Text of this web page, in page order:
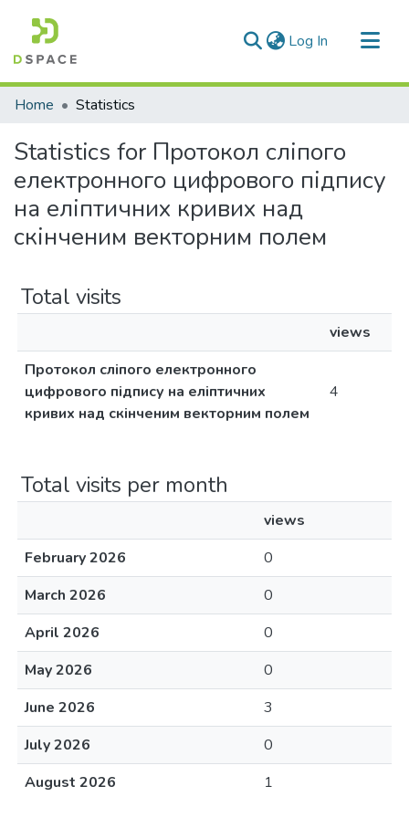
Log In (current)
Communities & Collections
Home Statistics
Statistics for Протокол сліпого
електронного цифрового підпису
на еліптичних кривих над
скінченим векторним полем
Total visits
views
Протокол сліпого електронного
цифрового підпису на еліптичних
кривих над скінченим векторним полем
4
Total visits per month
views
February 2026
0
March 2026
0
April 2026
0
May 2026
0
June 2026
3
July 2026
0
August 2026
1